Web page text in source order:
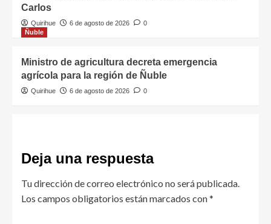
Carlos
Quirihue 6 de agosto de 2026
0
Ñuble
Ministro de agricultura decreta emergencia
agrícola para la región de Ñuble
Quirihue 6 de agosto de 2026 0
Deja una respuesta
Tu dirección de correo electrónico no será publicada.
Los campos obligatorios están marcados con*